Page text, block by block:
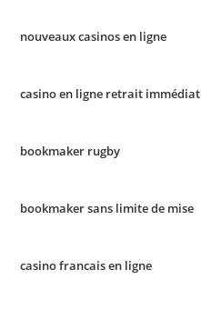
nouveaux casinos en ligne
casino en ligne retrait immédiat
bookmaker rugby
bookmaker sans limite de mise
casino francais en ligne